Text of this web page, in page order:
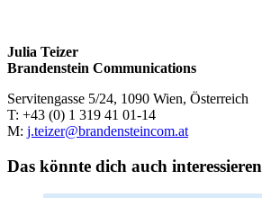
Julia Teizer
Brandenstein Communications
Servitengasse 5/24, 1090 Wien, Österreich
T: +43 (0) 1 319 41 01-14
M: j.teizer@brandensteincom.at
Das könnte dich auch interessieren